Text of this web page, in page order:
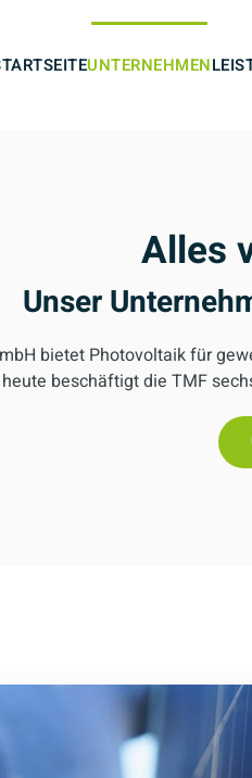
UNTERNEHMEN
Alles
Unser
bietet Photovoltaik für
beschäftigt die TMF